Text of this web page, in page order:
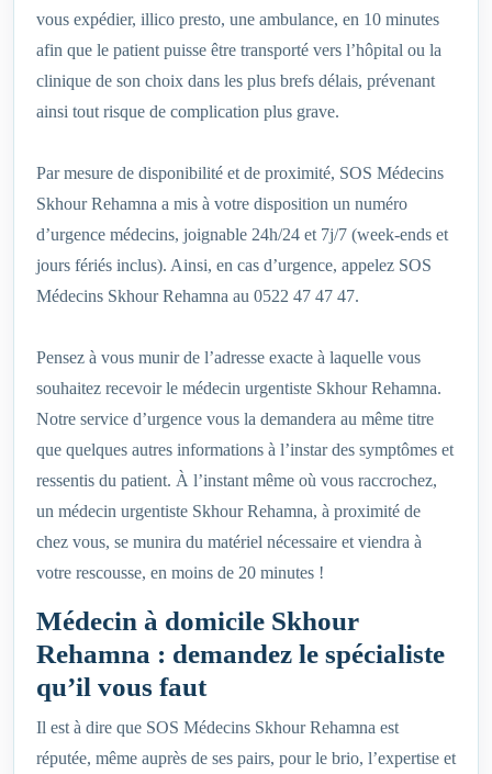
vous expédier, illico presto, une ambulance, en 10 minutes
afin que le patient puisse être transporté vers l’hôpital ou la
clinique de son choix dans les plus brefs délais, prévenant
ainsi tout risque de complication plus grave.
Par mesure de disponibilité et de proximité, SOS Médecins
Skhour Rehamna a mis à votre disposition un numéro
d’urgence médecins, joignable 24h/24 et 7j/7 (week-ends et
jours fériés inclus). Ainsi, en cas d’urgence, appelez SOS
Médecins Skhour Rehamna au 0522 47 47 47.
Pensez à vous munir de l’adresse exacte à laquelle vous
souhaitez recevoir le médecin urgentiste Skhour Rehamna.
Notre service d’urgence vous la demandera au même titre
que quelques autres informations à l’instar des symptômes et
ressentis du patient. À l’instant même où vous raccrochez,
un médecin urgentiste Skhour Rehamna, à proximité de
chez vous, se munira du matériel nécessaire et viendra à
votre rescousse, en moins de 20 minutes !
Médecin à domicile Skhour
Rehamna : demandez le spécialiste
qu’il vous faut
Il est à dire que SOS Médecins Skhour Rehamna est
réputée, même auprès de ses pairs, pour le brio, l’expertise et